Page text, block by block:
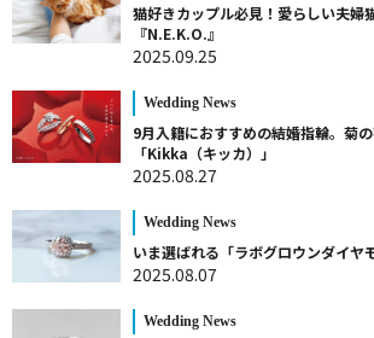
猫好きカップル必見！愛らしい夫婦
『N.E.K.O.』
2025.09.25
Wedding News
9月入籍におすすめの結婚指輪。菊
「Kikka（キッカ）」
2025.08.27
Wedding News
いま選ばれる「ラボグロウンダイヤ
2025.08.07
Wedding News